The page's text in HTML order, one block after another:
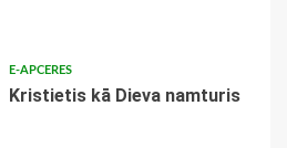
E-APCERES
Kristietis kā Dieva namturis